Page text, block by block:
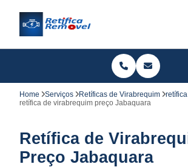
Home Serviços Retíficas de Virabrequim
retífica de virabrequim preço Jabaquara
Retífica de
Preço Jabaquara